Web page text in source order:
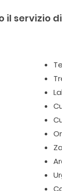
il servizio